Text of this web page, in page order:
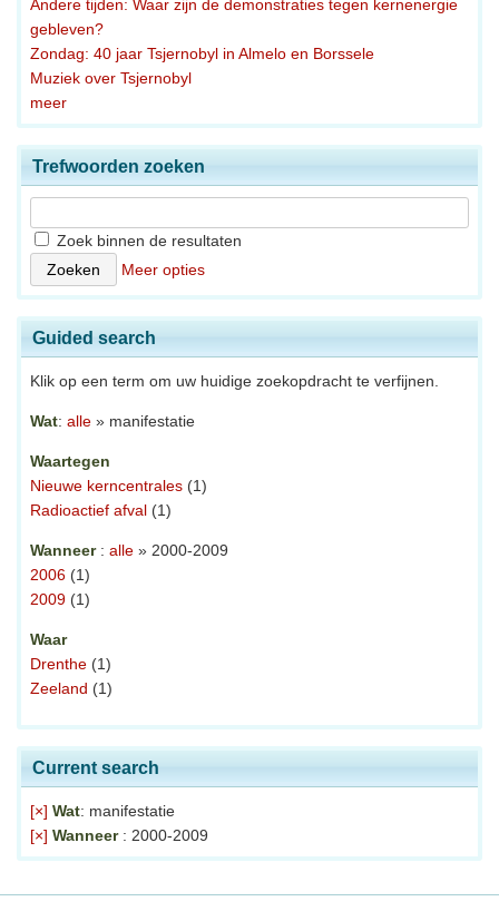
Andere tijden: Waar zijn de demonstraties tegen kernenergie
gebleven?
Zondag: 40 jaar Tsjernobyl in Almelo en Borssele
Muziek over Tsjernobyl
meer
Trefwoorden zoeken
Zoek binnen de resultaten
Meer opties
Guided search
Klik op een term om uw huidige zoekopdracht te verfijnen.
Wat: alle » manifestatie
Waartegen
Nieuwe kerncentrales (1)
Radioactief afval (1)
Wanneer : alle » 2000-2009
2006 (1)
2009 (1)
Waar
Drenthe (1)
Zeeland (1)
Current search
[×] Wat: manifestatie
[×] Wanneer : 2000-2009